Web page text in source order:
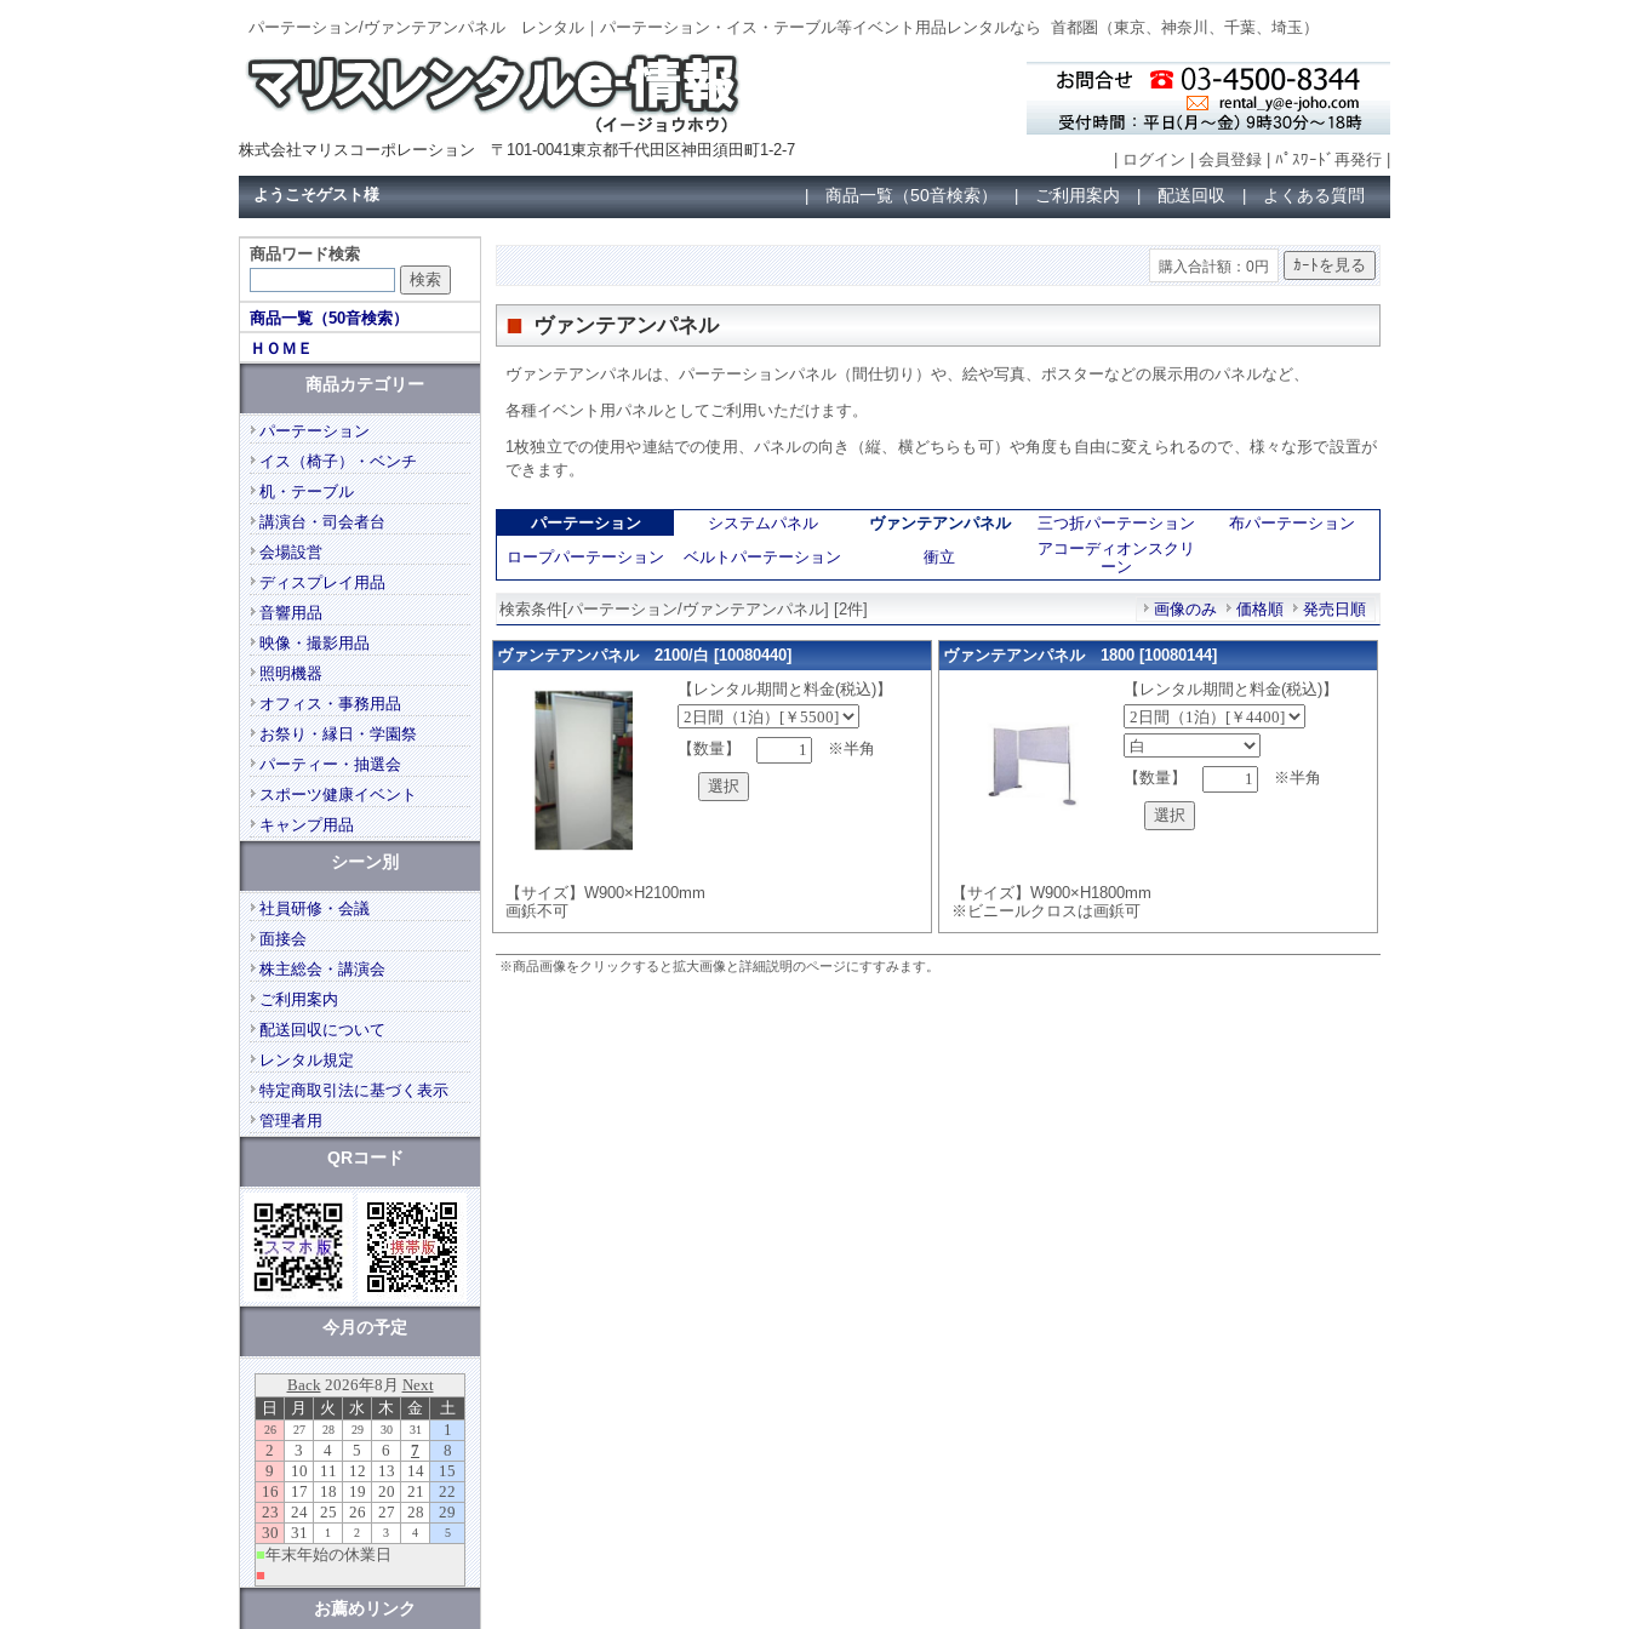
パーテーション/ヴァンテアンパネル レンタル｜パーテーション・イス・テーブル等イベント用品レンタルなら 首都圏（東京、神奈川、千葉、埼玉 ）
ログイン 会員登録 ﾊﾟｽﾜｰﾄﾞ再発行
株式会社マリスコーポレーション 〒101-0041東京都千代田区神田須田町1-2-7
ようこそゲスト様 商品一覧（50音検索） ご利用案内 配送回収 よくある質問
購入合計額：0円
ヴァンテアンパネル
ヴァンテアンパネルは、パーテーションパネル（間仕切り）や、絵や写真、ポスターなどの展示用のパネルなど、
各種イベント用パネルとしてご利用いただけます。
1枚独立での使用や連結での使用、パネルの向き（縦、横どちらも可）や角度も自由に変えられるので、様々な形で設置が
できます。
パーテーション システムパネル ヴァンテアンパネル 三つ折パーテーション
布パーテーション
ロープパーテーション
ベルトパーテーション 衝立
アコーディオンスクリ
ーン
検索条件[パーテーション/ヴァンテアンパネル] [2件] 画像のみ 価格順 発売日順
ヴァンテアンパネル 2100/白 [10080440]
【レンタル期間と料金(税込)】
【数量】 ※半角
【サイズ】W900×H2100mm
画鋲不可
ヴァンテアンパネル 1800 [10080144]
【レンタル期間と料金(税込)】
【数量】 ※半角
【サイズ】W900×H1800mm
※ビニールクロスは画鋲可
※商品画像をクリックすると拡大画像と詳細説明のページにすすみます。
商品ワード検索
商品一覧（50音検索）
ＨＯＭＥ
商品カテゴリー
パーテーション
イス（椅子）・ベンチ
机・テーブル
講演台・司会者台
会場設営
ディスプレイ用品
音響用品
映像・撮影用品
照明機器
オフィス・事務用品
お祭り・縁日・学園祭
パーティー・抽選会
スポーツ健康イベント
キャンプ用品
シーン別
社員研修・会議
面接会
株主総会・講演会
ご利用案内
配送回収について
レンタル規定
特定商取引法に基づく表示
管理者用
QRコード
今月の予定
お薦めリンク